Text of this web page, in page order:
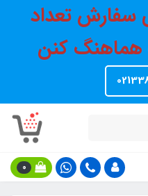
سفارش تعداد
هماهنگ کنن
0